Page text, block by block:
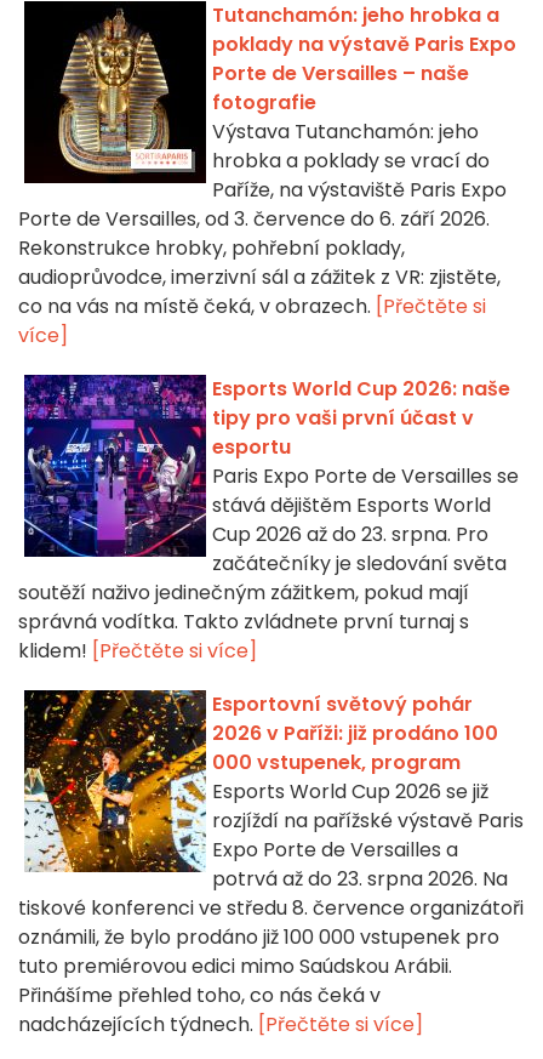
Tutanchamón: jeho hrobka a
poklady na výstavě Paris Expo
Porte de Versailles – naše
fotografie
Výstava Tutanchamón: jeho
hrobka a poklady se vrací do
Paříže, na výstaviště Paris Expo
Porte de Versailles, od 3. července do 6. září 2026.
Rekonstrukce hrobky, pohřební poklady,
audioprůvodce, imerzivní sál a zážitek z VR: zjistěte,
co na vás na místě čeká, v obrazech. [Přečtěte si
více]
Esports World Cup 2026: naše
tipy pro vaši první účast v
esportu
Paris Expo Porte de Versailles se
stává dějištěm Esports World
Cup 2026 až do 23. srpna. Pro
začátečníky je sledování světa
soutěží naživo jedinečným zážitkem, pokud mají
správná vodítka. Takto zvládnete první turnaj s
klidem! [Přečtěte si více]
Esportovní světový pohár
2026 v Paříži: již prodáno 100
000 vstupenek, program
Esports World Cup 2026 se již
rozjíždí na pařížské výstavě Paris
Expo Porte de Versailles a
potrvá až do 23. srpna 2026. Na
tiskové konferenci ve středu 8. července organizátoři
oznámili, že bylo prodáno již 100 000 vstupenek pro
tuto premiérovou edici mimo Saúdskou Arábii.
Přinášíme přehled toho, co nás čeká v
nadcházejících týdnech. [Přečtěte si více]